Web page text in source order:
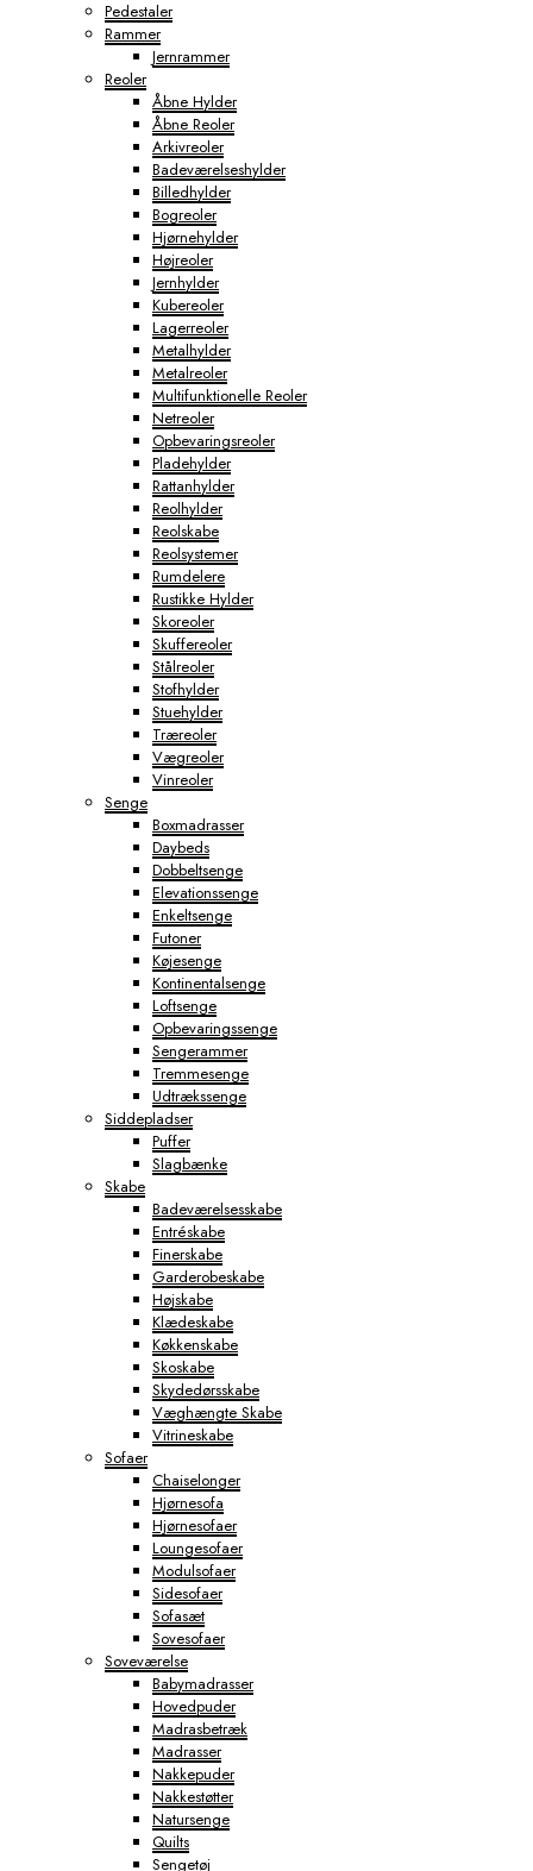
Pedestaler
Rammer
Jernrammer
Reoler
Åbne Hylder
Åbne Reoler
Arkivreoler
Badeværelseshylder
Billedhylder
Bogreoler
Hjørnehylder
Højreoler
Jernhylder
Kubereoler
Lagerreoler
Metalhylder
Metalreoler
Multifunktionelle Reoler
Netreoler
Opbevaringsreoler
Pladehylder
Rattanhylder
Reolhylder
Reolskabe
Reolsystemer
Rumdelere
Rustikke Hylder
Skoreoler
Skuffereoler
Stålreoler
Stofhylder
Stuehylder
Træreoler
Vægreoler
Vinreoler
Senge
Boxmadrasser
Daybeds
Dobbeltsenge
Elevationssenge
Enkeltsenge
Futoner
Køjesenge
Kontinentalsenge
Loftsenge
Opbevaringssenge
Sengerammer
Tremmesenge
Udtrækssenge
Siddepladser
Puffer
Slagbænke
Skabe
Badeværelsesskabe
Entréskabe
Finerskabe
Garderobeskabe
Højskabe
Klædeskabe
Køkkenskabe
Skoskabe
Skydedørsskabe
Væghængte Skabe
Vitrineskabe
Sofaer
Chaiselonger
Hjørnesofa
Hjørnesofaer
Loungesofaer
Modulsofaer
Sidesofaer
Sofasæt
Sovesofaer
Soveværelse
Babymadrasser
Hovedpuder
Madrasbetræk
Madrasser
Nakkepuder
Nakkestøtter
Natursenge
Quilts
Sengetøj